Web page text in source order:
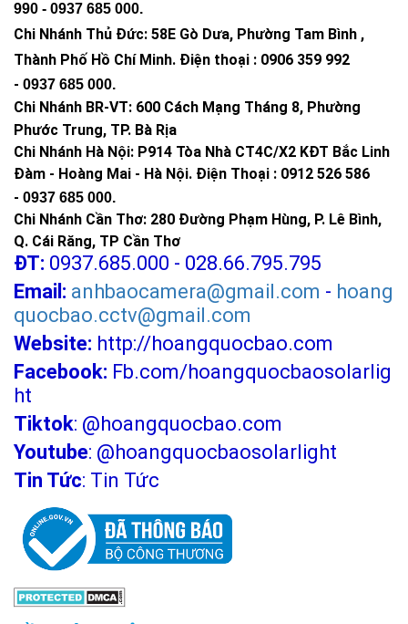
990 - 0937 685 000.
Chi Nhánh Thủ Đức: 58E Gò Dưa, Phường Tam Bình ,
Thành Phố Hồ Chí Minh. Điện thoại : 0906 359 992
- 0937 685 000.
Chi Nhánh BR-VT: 600 Cách Mạng Tháng 8, Phường
Phước Trung, TP. Bà Rịa
Chi Nhánh Hà Nội: P914 Tòa Nhà CT4C/X2 KĐT Bắc Linh
Đàm - Hoàng Mai - Hà Nội. Điện Thoại : 0912 526 586
- 0937 685 000.
Chi Nhánh Cần Thơ: 280 Đường Phạm Hùng, P. Lê Bình,
Q. Cái Răng, TP Cần Thơ
ĐT: 0937.685.000 - 028.66.795.795
Email: anhbaocamera@gmail.com - hoang
quocbao.cctv@gmail.com
Website: http://hoangquocbao.com
Facebook: Fb.com/hoangquocbaosolarlig
ht
Tiktok: @hoangquocbao.com
Youtube: @hoangquocbaosolarlight
Tin Tức: Tin Tức